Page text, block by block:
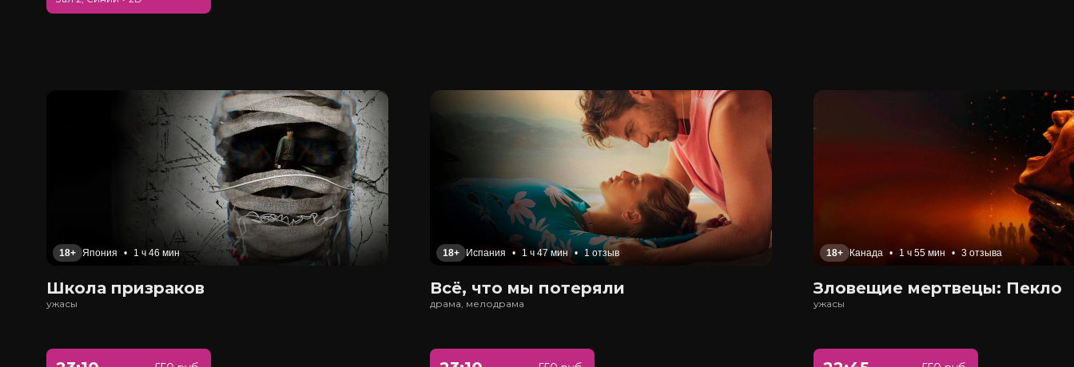
18+ Япония • 1 ч 46 мин
Школа призраков
ужасы
18+ Испания • 1 ч 47 мин • 1 отзыв
Всё, что мы потеряли
драма, мелодрама
18+ Канада • 1 ч 55 мин • 3 отзыва
Зловещие мертвецы: Пекло
ужасы